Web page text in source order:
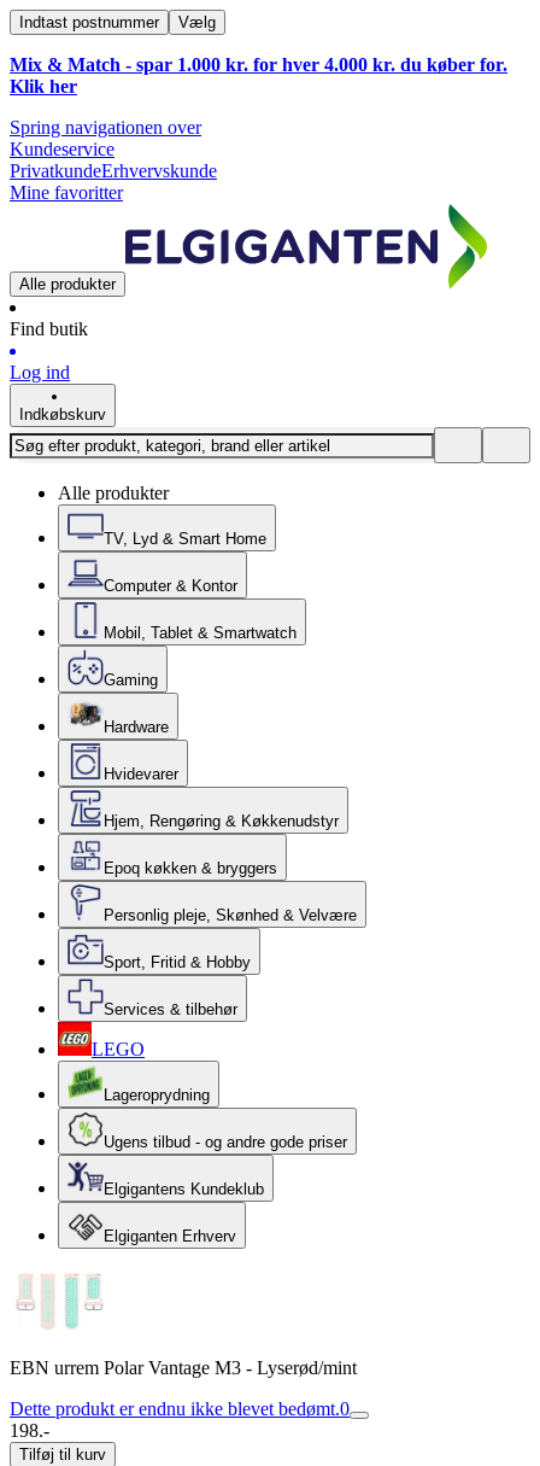
Indtast postnummer Vælg
Mix & Match - spar 1.000 kr. for hver 4.000 kr. du køber for.
Klik her
Spring navigationen over
Kundeservice
PrivatkundeErhvervskunde
Mine favoritter
Alle produkter
Find butik
Log ind
Indkøbskurv
Alle produkter
TV, Lyd & Smart Home
Computer & Kontor
Mobil, Tablet & Smartwatch
Gaming
Hardware
Hvidevarer
Hjem, Rengøring & Køkkenudstyr
Epoq køkken & bryggers
Personlig pleje, Skønhed & Velvære
Sport, Fritid & Hobby
Services & tilbehør
LEGO
Lageroprydning
Ugens tilbud - og andre gode priser
Elgigantens Kundeklub
Elgiganten Erhverv
EBN urrem Polar Vantage M3 - Lyserød/mint
Dette produkt er endnu ikke blevet bedømt.0
198.-
Tilføj til kurv